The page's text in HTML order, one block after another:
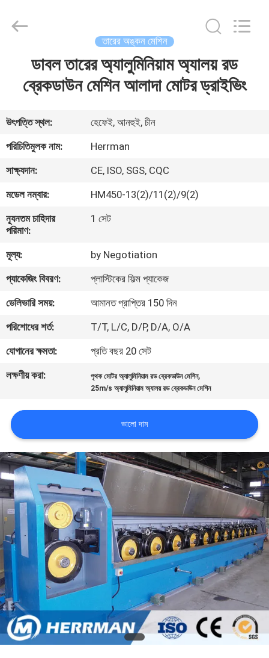
আমাদের
সম্পর্কে
কারখানা
ভ্রমণ
মান
নিয়ন্ত্রণ
যোগাযোগ
করুন
খবর
উদ্ধৃতির
জন্য
আবেদন
সাইট
ম্যাপ
গোপনীয়তা
নীতি
Rights
Reserved.
তারের অঙ্কন মেশিন
ডাবল তারের অ্যালুমিনিয়াম অ্যালয় রড
ব্রেকডাউন মেশিন আলাদা মোটর ড্রাইভিং
উৎপত্তি স্থল:
হেফেই, আনহুই, চীন
পরিচিতিমুলক নাম:
Herrman
সাক্ষ্যদান:
CE, ISO, SGS, CQC
মডেল নম্বার:
HM450-13(2)/11(2)/9(2)
ন্যূনতম চাহিদার
পরিমাণ:
1 সেট
মূল্য:
by Negotiation
প্যাকেজিং বিবরণ:
প্লাস্টিকের ফিল্ম প্যাকেজ
ডেলিভারি সময়:
আমানত প্রাপ্তির 150 দিন
পরিশোধের শর্ত:
T/T, L/C, D/P, D/A, O/A
যোগানের ক্ষমতা:
প্রতি বছর 20 সেট
লক্ষণীয় করা:
পৃথক মোটর অ্যালুমিনিয়াম রড ব্রেকডাউন মেশিন,
25m/s অ্যালুমিনিয়াম অ্যালয় রড ব্রেকডাউন মেশিন
ভালো দাম